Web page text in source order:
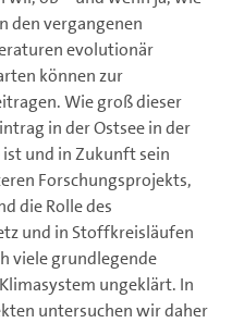
den vergangenen
evolutionär
können zur
Wie groß dieser
in der Ostsee in der
und in Zukunft sein
Forschungsprojekts,
die Rolle des
und in Stoffkreisläufen
viele grundlegende
ungeklärt. In
untersuchen wir daher